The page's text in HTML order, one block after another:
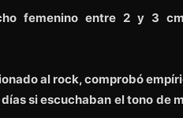
femenino entre 2 y 3 cm
al rock, comprobó
si escuchaban el tono de